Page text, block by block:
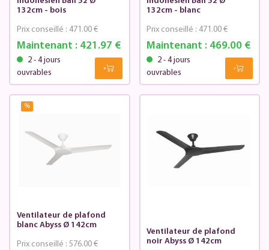
132cm - bois
Maintenant :421.97 €
Prix conseillé : 471.00 €
2 - 4 jours
ouvrables
132cm - blanc
Maintenant : 469.00 €
Prix conseillé : 471.00 €
2 - 4 jours
ouvrables
%
Ventilateur de plafond
blanc Abyss Ø 142cm
Prix conseillé : 576.00 €
Ventilateur de plafond
noir Abyss Ø 142cm